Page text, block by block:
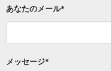
あなたのメール*
メッセージ*